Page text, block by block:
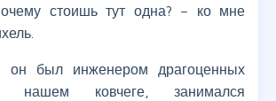
стоишь тут одна? – ко мне
был инженером драгоценных
нашем ковчеге, занимался